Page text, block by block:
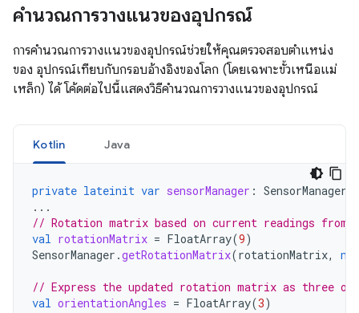
คำนวณการวางแนวของอุปกรณ์
การคำนวณการวางแนวของอุปกรณ์ช่วยให้คุณตรวจสอบตำแหน่ง
ของ อุปกรณ์เทียบกับกรอบอ้างอิงของโลก (โดยเฉพาะขั้วเหนือแม่
เหล็ก) ได้ โค้ดต่อไปนี้แสดงวิธีคำนวณการวางแนวของอุปกรณ์
Kotlin Java
private lateinit var sensorManager : SensorManager
...
// Rotation matrix based on current readings from
val rotationMatrix = FloatArray(9)
SensorManager .getRotationMatrix(rotationMatrix,
// Express the updated rotation matrix as three
val orientationAngles = FloatArray(3)